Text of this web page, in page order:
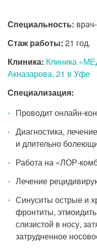
Специальность:
Стаж работы: 21 год.
Клиника: Клиника
Акназарова, 21 в Уфе
Специализация:
Проводит онлайн-
Диагностика,
и длительно
Работа на «ЛОР-
Лечение
Синуситы острые и
фронтиты,
слизистой в носу,
затрудненное